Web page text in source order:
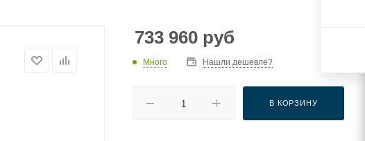
733 960 руб
Много Нашли дешевле?
В КОРЗИНУ